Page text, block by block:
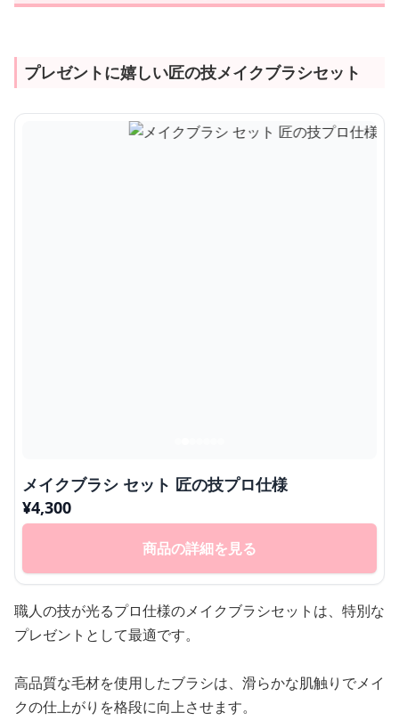
プレゼントに嬉しい匠の技メイクブラシセット
メイクブラシ セット 匠の技プロ仕様
¥4,300
商品の詳細を見る
職人の技が光るプロ仕様のメイクブラシセットは、特別な
プレゼントとして最適です。
高品質な毛材を使用したブラシは、滑らかな肌触りでメイ
クの仕上がりを格段に向上させます。